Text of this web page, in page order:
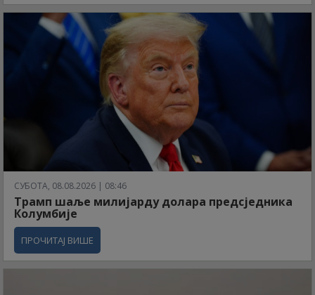
СУБОТА, 08.08.2026 | 08:46
Трамп шаље милијарду долара предсједника
Колумбије
ПРОЧИТАЈ ВИШЕ